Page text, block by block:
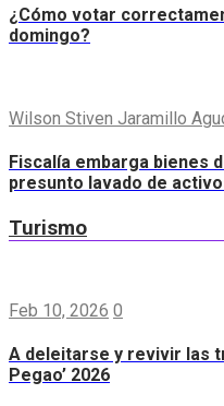
¿Cómo votar
domingo?
Wilson Stiven Jaramillo
Fiscalía embarga bienes
presunto lavado de
Turismo
Feb 10, 2026 0
A deleitarse y revivir las
Pegao’ 2026